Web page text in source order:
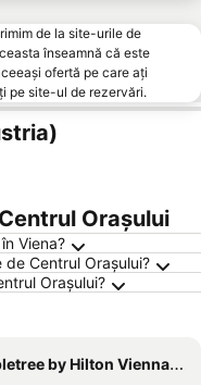
de la site-urile de
înseamnă că este
ofertă pe care ați
pe site-ul de rezervări.
Oraşului
Viena?
Centrul Oraşului?
Oraşului?
by Hilton Vienna Schonbrunn